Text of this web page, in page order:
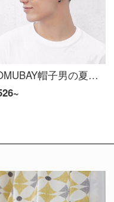
SOMUBAY帽子男の夏の薄いタイプの潮insアヒルの舌の帽子欧米の中で青年の湿っている札のベレーの帽子の百合英倫の前進する帽子V 12亜麻の空気を通す深さの灰は調節することができます（540-60 cm）